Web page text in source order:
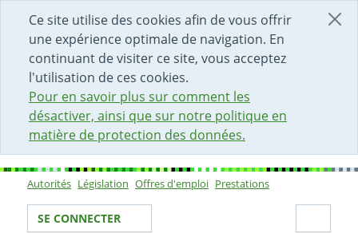
Ce site utilise des cookies afin de vous offrir
une expérience optimale de navigation. En
continuant de visiter ce site, vous acceptez
l'utilisation de ces cookies.
Pour en savoir plus sur comment les
désactiver, ainsi que sur notre politique en
matière de protection des données.
DÉBUT DU CONTENU DE LA PAGE
ACCÈS AU CHAMP DE RECHERCHE
PAGE D'ACCUEIL
FORMULAIRE DE CONTACT
Sous-navigation
Autorités Législation Offres d'emploi Prestations
Votre identité
SE CONNECTER